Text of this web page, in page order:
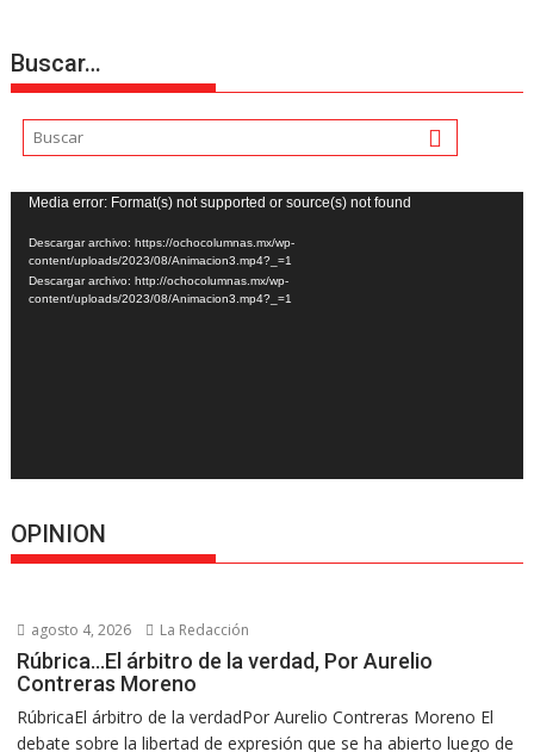
Buscar…
Reproductor
de
vídeo
Media error: Format(s) not supported or source(s) not found
Descargar archivo: https://ochocolumnas.mx/wp-
content/uploads/2023/08/Animacion3.mp4?_=1
Descargar archivo: http://ochocolumnas.mx/wp-
content/uploads/2023/08/Animacion3.mp4?_=1
OPINION
agosto 4, 2026 La Redacción
Rúbrica…El árbitro de la verdad, Por Aurelio
Contreras Moreno
RúbricaEl árbitro de la verdadPor Aurelio Contreras Moreno El
debate sobre la libertad de expresión que se ha abierto luego de